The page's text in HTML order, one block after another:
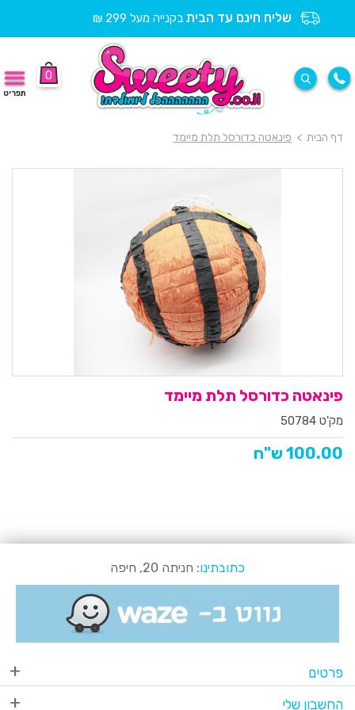
שליח חינם עד הבית בקנייה מעל 299 ₪
0
תפריט
דף הבית > פינאטה כדורסל תלת מיימד
פינאטה כדורסל תלת מיימד
מק'ט 50784
100.00 ש"ח
כתובתינו: חניתה 20, חיפה
פרטים
החשבון שלי